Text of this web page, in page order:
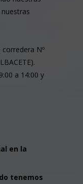
corredera Nº
a 14:00 y
en la
tenemos